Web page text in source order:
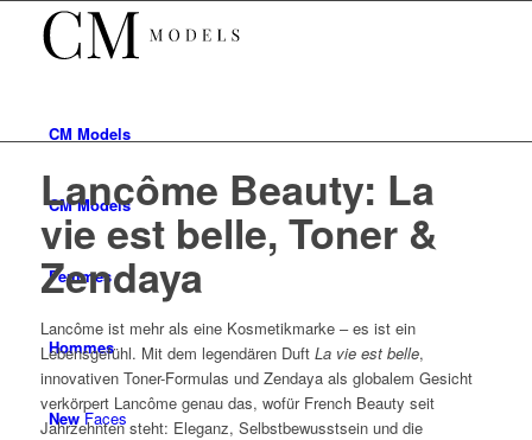
CM Models
CMModels
Femmes
Hommes
NewFaces
Lancôme Beauty: La
vie est belle, Toner &
Zendaya
Lancôme ist mehr als eine Kosmetikmarke – es ist ein
Lebensgefühl. Mit dem legendären Duft La vie est belle,
innovativen Toner-Formulas und Zendaya als globalem Gesicht
verkörpert Lancôme genau das, wofür French Beauty seit
Jahrzehnten steht: Eleganz, Selbstbewusstsein und die